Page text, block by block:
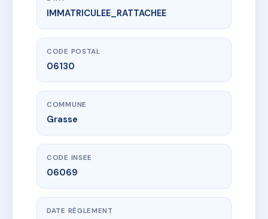
www.vme.plus/AC4676391
LES TILLEULS
1 bd eugene charabot
IMMATRICULEE_RATTACHEE
CODE POSTAL
06130
COMMUNE
Grasse
CODE INSEE
06069
DATE RÈGLEMENT